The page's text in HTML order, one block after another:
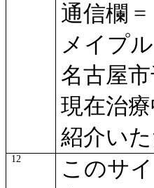
通信欄 =
メイプル
名古屋
現在治
紹介い
12
このサ